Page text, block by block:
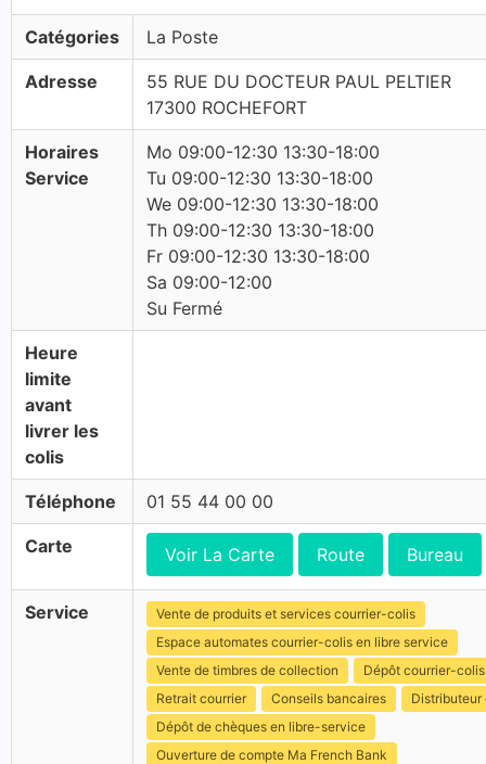
Catégories La Poste
Adresse
55 RUE DU DOCTEUR PAUL PELTIER
17300 ROCHEFORT
Horaires
Service
Mo 09:00-12:30 13:30-18:00
Tu 09:00-12:30 13:30-18:00
We 09:00-12:30 13:30-18:00
Th 09:00-12:30 13:30-18:00
Fr 09:00-12:30 13:30-18:00
Sa 09:00-12:00
Su Fermé
Heure
limite
avant
livrer les
colis
Téléphone 01 55 44 00 00
Carte Voir La Carte Route Bureau
Service
Vente de produits et services courrier-colis
Espace automates courrier-colis en libre service
Vente de timbres de collection
Dépôt courrier-colis
Retrait courrier
Conseils bancaires
Distributeur
Dépôt de chèques en libre-service
Ouverture de compte Ma French Bank